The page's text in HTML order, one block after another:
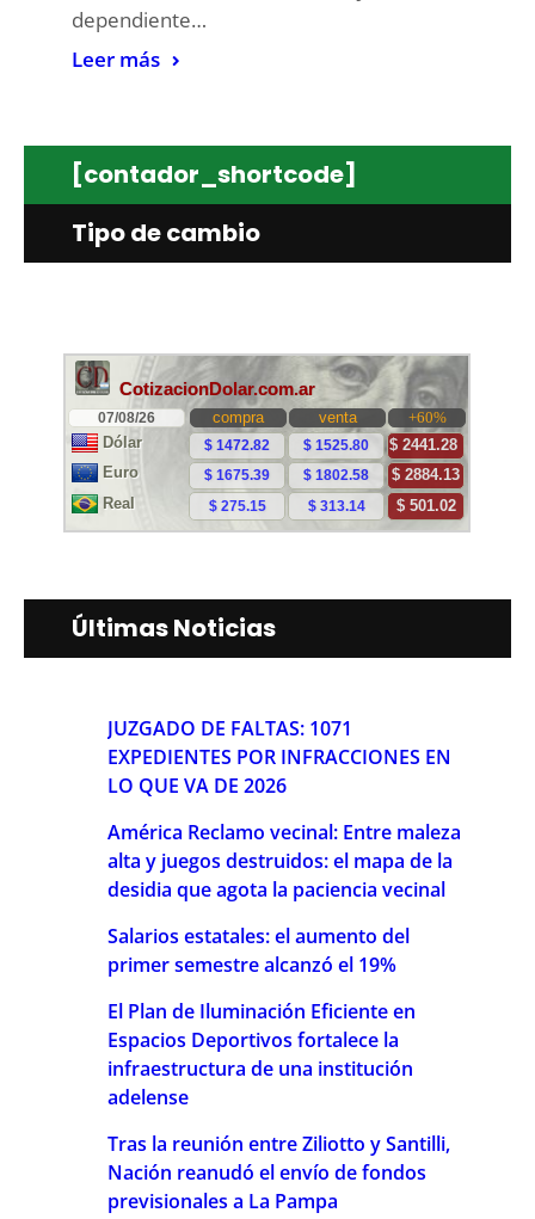
dependiente…
Leer más
[contador_shortcode]
Tipo de cambio
Últimas Noticias
JUZGADO DE FALTAS: 1071
EXPEDIENTES POR INFRACCIONES EN
LO QUE VA DE 2026
América Reclamo vecinal: Entre maleza
alta y juegos destruidos: el mapa de la
desidia que agota la paciencia vecinal
Salarios estatales: el aumento del
primer semestre alcanzó el 19%
El Plan de Iluminación Eficiente en
Espacios Deportivos fortalece la
infraestructura de una institución
adelense
Tras la reunión entre Ziliotto y Santilli,
Nación reanudó el envío de fondos
previsionales a La Pampa